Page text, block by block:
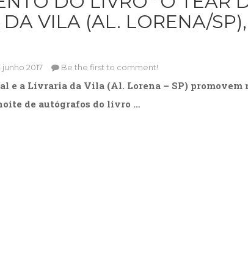
DA VILA (AL. LORENA/
2017 Be the first to comment!
e a Livraria da Vila (Al. Lorena – SP) promovem
de autógrafos do livro …